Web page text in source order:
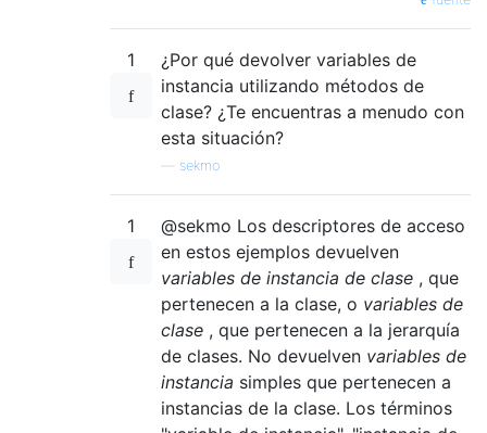
1
¿Por qué devolver variables de
instancia utilizando métodos de
clase? ¿Te encuentras a menudo con
esta situación?
sekmo
1
@sekmo Los descriptores de acceso
en estos ejemplos devuelven
variables de instancia de clase , que
pertenecen a la clase, o variables de
clase , que pertenecen a la jerarquía
de clases. No devuelven variables de
instancia simples que pertenecen a
instancias de la clase. Los términos